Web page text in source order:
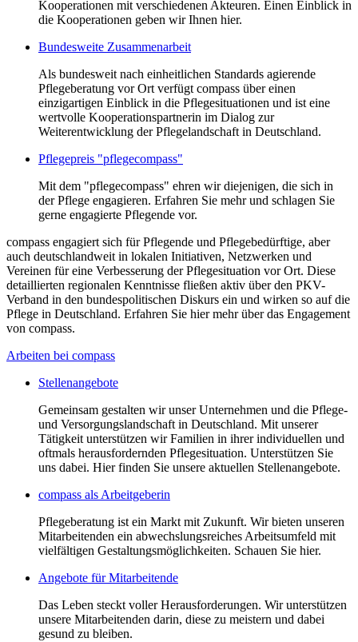
Kooperationen mit verschiedenen Akteuren. Einen Einblick in
die Kooperationen geben wir Ihnen hier.
Bundesweite Zusammenarbeit
Als bundesweit nach einheitlichen Standards agierende
Pflegeberatung vor Ort verfügt compass über einen
einzigartigen Einblick in die Pflegesituationen und ist eine
wertvolle Kooperationspartnerin im Dialog zur
Weiterentwicklung der Pflegelandschaft in Deutschland.
Pflegepreis "pflegecompass"
Mit dem "pflegecompass" ehren wir diejenigen, die sich in
der Pflege engagieren. Erfahren Sie mehr und schlagen Sie
gerne engagierte Pflegende vor.
compass engagiert sich für Pflegende und Pflegebedürftige, aber
auch deutschlandweit in lokalen Initiativen, Netzwerken und
Vereinen für eine Verbesserung der Pflegesituation vor Ort. Diese
detaillierten regionalen Kenntnisse fließen aktiv über den PKV-
Verband in den bundespolitischen Diskurs ein und wirken so auf die
Pflege in Deutschland. Erfahren Sie hier mehr über das Engagement
von compass.
Arbeiten bei compass
Stellenangebote
Gemeinsam gestalten wir unser Unternehmen und die Pflege-
und Versorgungslandschaft in Deutschland. Mit unserer
Tätigkeit unterstützen wir Familien in ihrer individuellen und
oftmals herausfordernden Pflegesituation. Unterstützen Sie
uns dabei. Hier finden Sie unsere aktuellen Stellenangebote.
compass als Arbeitgeberin
Pflegeberatung ist ein Markt mit Zukunft. Wir bieten unseren
Mitarbeitenden ein abwechslungsreiches Arbeitsumfeld mit
vielfältigen Gestaltungsmöglichkeiten. Schauen Sie hier.
Angebote für Mitarbeitende
Das Leben steckt voller Herausforderungen. Wir unterstützen
unsere Mitarbeitenden darin, diese zu meistern und dabei
gesund zu bleiben.